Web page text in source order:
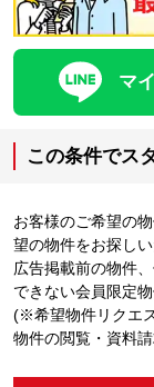
マ
この条件でス
お客様のご希望の
望の物件をお探しい
広告掲載前の物件
できない会員限定
(※希望物件リクエ
物件の閲覧・資料